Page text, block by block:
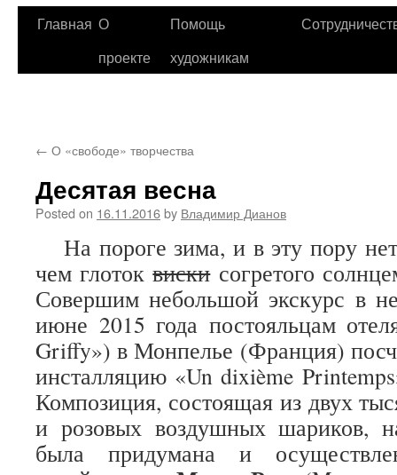
Главная О
проекте
Помощь
художникам
← О «свободе» творчества
Десятая весна
Posted on 16.11.2016by Владимир Дианов
На пороге зима, и в эту пору нет
чем глотоквискисогретого
Совершим небольшой экскурс в
июне 2015 года постояльцам
Griffy») в Монпелье (Франция)
инсталляцию «Un dixième
Композиция, состоящая из двух
и розовых воздушных шариков,
была придумана и